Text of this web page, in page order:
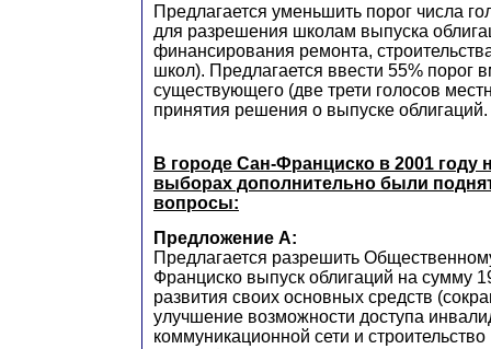
Предлагается уменьшить порог числа
для разрешения школам выпуска
финансирования ремонта,
школ). Предлагается ввести 55% порог
существующего (две трети голосов
принятия решения о выпуске облигаций.
В городе Сан-Франциско в 2001 году
выборах дополнительно были
вопросы:
Предложение А:
Предлагается разрешить
Франциско выпуск облигаций на сумму
развития своих основных средств
улучшение возможности доступа
коммуникационной сети и